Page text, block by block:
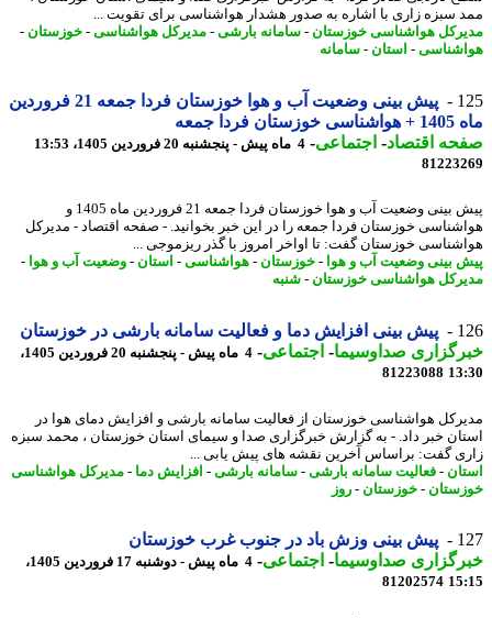
سبزه زاری با اشاره به صدور هشدار هواشناسی برای تقویت ...
هواشناسی خوزستان-سامانه بارشی -مدیرکل هواشناسی-خوزستان-
-استان-سامانه
پیش بینی وضعیت آب و هوا خوزستان فردا جمعه 21 فروردین
فردا جمعه
اقتصاد-اجتماعی-4 ماه پیش - پنجشنبه 20 فروردین 1405، 13:53
پیش بینی وضعیت آب و هوا خوزستان فردا جمعه 21 فروردین ماه 1405 و
خوزستان فردا جمعه را در این خبر بخوانید. - صفحه اقتصاد - مدیرکل
خوزستان گفت: تا اواخر امروز با گذر ریزموجی ...
بینی وضعیت آب و هوا-خوزستان-هواشناسی-استان-وضعیت آب و هوا-
هواشناسی خوزستان-شنبه
پیش بینی افزایش دما و فعالیت سامانه بارشی در خوزستان
صداوسیما-اجتماعی-
4 ماه پیش - پنجشنبه 20 فروردین 1405،
81223088
هواشناسی خوزستان از فعالیت سامانه بارشی و افزایش دمای هوا در
خبر داد. - به گزارش خبرگزاری صدا و سیمای استان خوزستان ، محمد سبزه
گفت: براساس آخرین نقشه های پیش یابی ...
-فعالیت سامانه بارشی -سامانه بارشی -افزایش دما-مدیرکل هواشناسی
-خوزستان-روز
پیش بینی وزش باد در جنوب غرب خوزستان
صداوسیما-اجتماعی-
4 ماه پیش - دوشنبه 17 فروردین 1405،
81202574